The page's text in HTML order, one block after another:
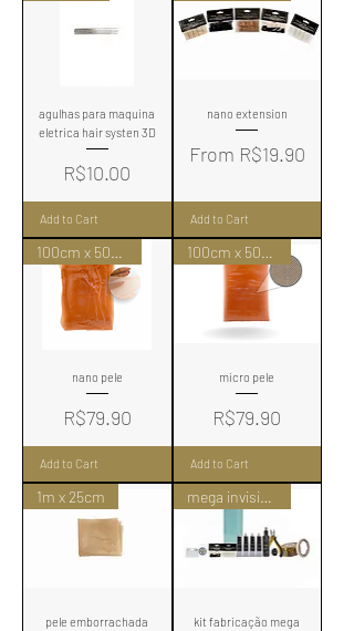
agulhas para maquina
eletrica hair systen 3D
Price
R$10.00
Add to Cart
nano extension
From R$19.90
Sale Price
Add to Cart
100cm x 50cm
nano pele
Price
R$79.90
Add to Cart
100cm x 50cm
micro pele
Price
R$79.90
Add to Cart
1m x 25cm
pele emborrachada
mega invisivel e invisiblehair
kit fabricação mega